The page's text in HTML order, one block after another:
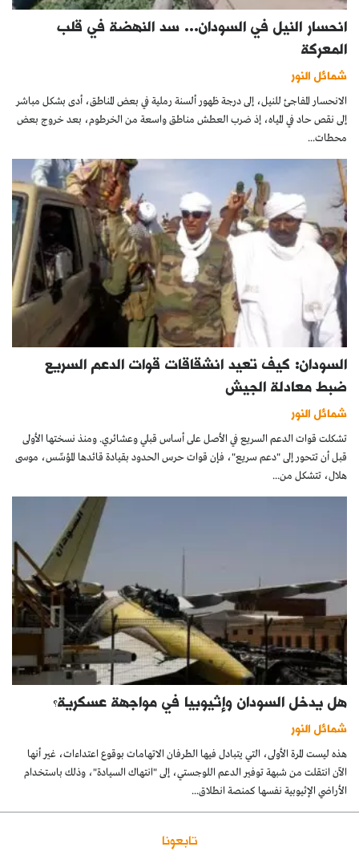
انحسار النيل في السودان… سد النهضة في قلب
المعركة
شمائل النور
الانحسار المفاجئ للنيل، إلى درجة ظهور ألسنة رملية في بعض المناطق، أدى بشكل مباشر
إلى نقص حاد في المياه، إذ ضرب العطش مناطق واسعة من الخرطوم، بعد خروج بعض
محطات...
السودان: كيف تعيد انشقاقات قوات الدعم السريع
ضبط معادلة الجيش
شمائل النور
تشكلت قوات الدعم السريع في الأصل على أساس قبلي وعشائري. ومنذ نسختها الأولى
قبل أن تتحور إلى "دعم سريع"، فإن قوات حرس الحدود بقيادة قائدها المؤسِّس، موسى
هلال، تتشكل من...
هل يدخل السودان وإثيوبيا في مواجهة عسكرية؟
شمائل النور
هذه ليست المرة الأولى، التي يتبادل فيها الطرفان الاتهامات بوقوع اعتداءات، غير أنها
الآن انتقلت من شبهة توفير الدعم اللوجستي، إلى "انتهاك السيادة"، وذلك باستخدام
الأراضي الإثيوبية نفسها كمنصة انطلاق...
تابعونا